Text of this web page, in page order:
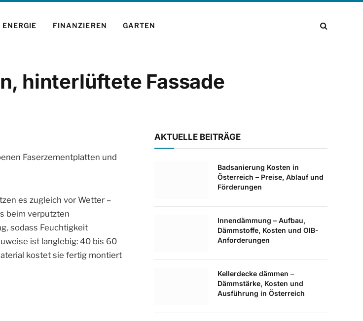
ENERGIE FINANZIEREN GARTEN
hinterlüftete Fassade
es zugleich vor Wetter –
beim verputzten
sodass Feuchtigkeit
ist langlebig: 40 bis 60
kostet sie fertig montiert
AKTUELLE BEITRÄGE
Badsanierung Kosten in
Österreich – Preise, Ablauf und
Förderungen
Innendämmung – Aufbau,
Dämmstoffe, Kosten und OIB-
Anforderungen
Kellerdecke dämmen –
Dämmstärke, Kosten und
Ausführung in Österreich